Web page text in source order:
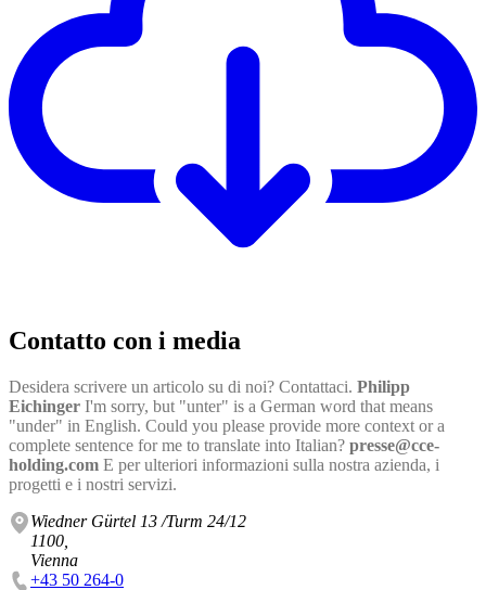
Contatto con i media
Desidera scrivere un articolo su di noi? Contattaci. Philipp
Eichinger I'm sorry, but "unter" is a German word that means
"under" in English. Could you please provide more context or a
complete sentence for me to translate into Italian? presse@cce-
holding.com E per ulteriori informazioni sulla nostra azienda, i
progetti e i nostri servizi.
Wiedner Gürtel 13 /Turm 24/12
1100,
Vienna
+43 50 264-0